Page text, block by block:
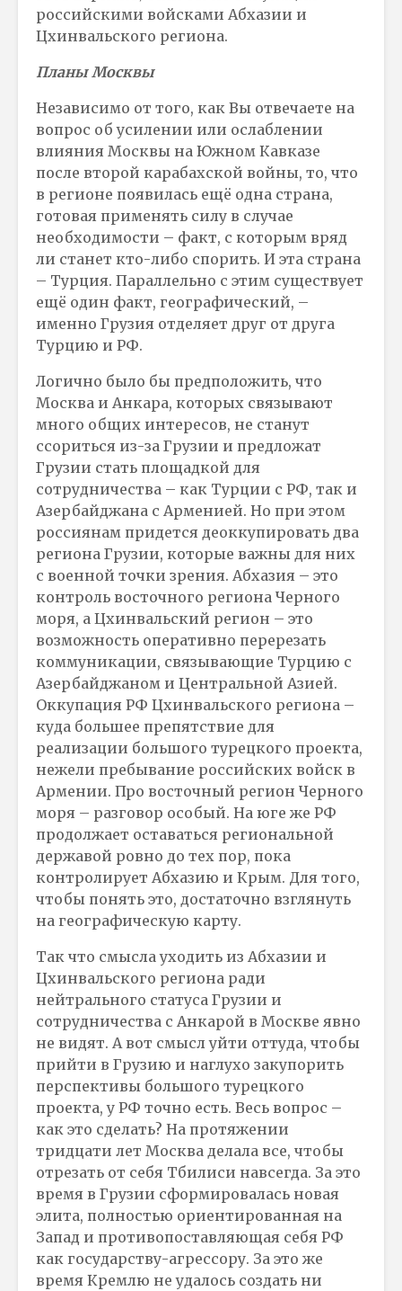
российскими войсками Абхазии и
Цхинвальского региона.
Планы Москвы
Независимо от того, как Вы отвечаете на
вопрос об усилении или ослаблении
влияния Москвы на Южном Кавказе
после второй карабахской войны, то, что
в регионе появилась ещё одна страна,
готовая применять силу в случае
необходимости – факт, с которым вряд
ли станет кто-либо спорить. И эта страна
– Турция. Параллельно с этим существует
ещё один факт, географический, –
именно Грузия отделяет друг от друга
Турцию и РФ.
Логично было бы предположить, что
Москва и Анкара, которых связывают
много общих интересов, не станут
ссориться из-за Грузии и предложат
Грузии стать площадкой для
сотрудничества – как Турции с РФ, так и
Азербайджана с Арменией. Но при этом
россиянам придется деоккупировать два
региона Грузии, которые важны для них
с военной точки зрения. Абхазия – это
контроль восточного региона Черного
моря, а Цхинвальский регион – это
возможность оперативно перерезать
коммуникации, связывающие Турцию с
Азербайджаном и Центральной Азией.
Оккупация РФ Цхинвальского региона –
куда большее препятствие для
реализации большого турецкого проекта,
нежели пребывание российских войск в
Армении. Про восточный регион Черного
моря – разговор особый. На юге же РФ
продолжает оставаться региональной
державой ровно до тех пор, пока
контролирует Абхазию и Крым. Для того,
чтобы понять это, достаточно взглянуть
на географическую карту.
Так что смысла уходить из Абхазии и
Цхинвальского региона ради
нейтрального статуса Грузии и
сотрудничества с Анкарой в Москве явно
не видят. А вот смысл уйти оттуда, чтобы
прийти в Грузию и наглухо закупорить
перспективы большого турецкого
проекта, у РФ точно есть. Весь вопрос –
как это сделать? На протяжении
тридцати лет Москва делала все, чтобы
отрезать от себя Тбилиси навсегда. За это
время в Грузии сформировалась новая
элита, полностью ориентированная на
Запад и противопоставляющая себя РФ
как государству-агрессору. За это же
время Кремлю не удалось создать ни